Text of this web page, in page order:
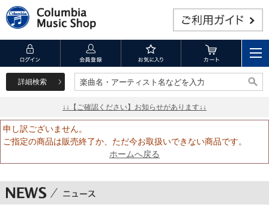
詳細検索 楽曲名・アーティスト名などを入力
楽曲名・アーティスト名などを入力
↓↓【ご確認ください】お知らせがあります↓↓
申し訳ございません。
ご指定の商品は販売終了か、ただ今お取扱いできない商品です。
ホームへ戻る